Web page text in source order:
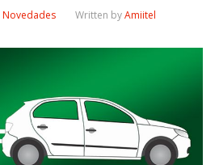
Novedades Written byAmiitel